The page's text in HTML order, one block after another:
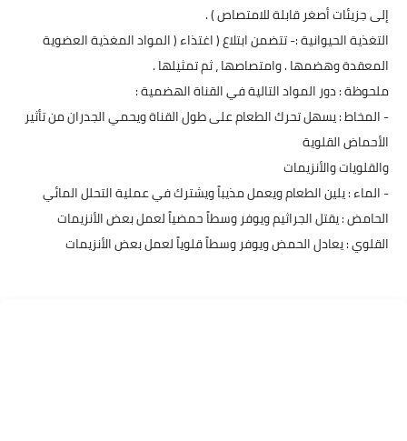
إلى جزيئات أصغر قابلة للامتصاص ) .
التغذية الحيوانية :- تتضمن ابتلاع ( اغتذاء ( المواد المغذية العضوية
المعقدة وهضمها . وامتصاصها ، ثم تمثيلها .
ملحوظة : دور المواد التالية في القناة الهضمية :
- المخاط : يسهل تحرك الطعام على طول القناة ويحمي الجدران من تأثير
الأحماض القلوية
والقلويات والأنزيمات
- الماء : يلين الطعام ويعمل مذيباً ويشترك في عملية التحلل المائي
الحامض : يقتل الجراثيم ويوفر وسطاً حمضياً لعمل بعض الأنزيمات
القلوي : يعادل الحمض ويوفر وسطاً قلوياً لعمل بعض الأنزيمات